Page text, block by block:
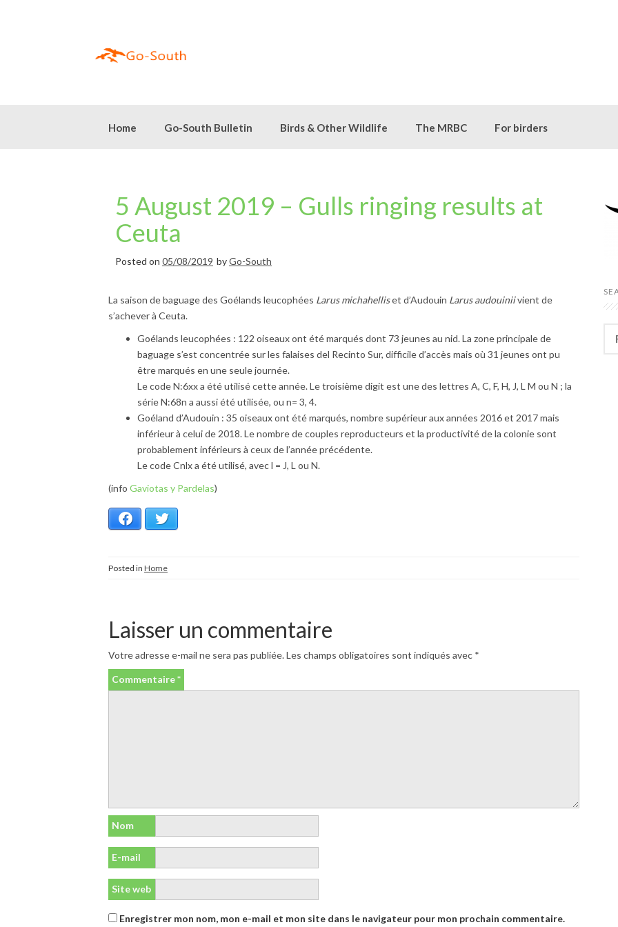
Home Go-South Bulletin Birds & Other Wildlife The MRBC For birders
5 August 2019 – Gulls ringing results at
Ceuta
Posted on 05/08/2019 byGo-South
La saison de baguage des Goélands leucophées Larus michahelliset d’Audouin Larus audouiniivient de
s’achever à Ceuta.
Goélands leucophées : 122 oiseaux ont été marqués dont 73 jeunes au nid. La zone principale de
baguage s’est concentrée sur les falaises del Recinto Sur, difficile d’accès mais où 31 jeunes ont pu
être marqués en une seule journée.
Le code N:6xx a été utilisé cette année. Le troisième digit est une des lettres A, C, F, H, J, L M ou N ; la
série N:68n a aussi été utilisée, ou n= 3, 4.
Goéland d’Audouin : 35 oiseaux ont été marqués, nombre supérieur aux années 2016 et 2017 mais
inférieur à celui de 2018. Le nombre de couples reproducteurs et la productivité de la colonie sont
probablement inférieurs à ceux de l’année précédente.
Le code Cnlx a été utilisé, avec l = J, L ou N.
(info Gaviotas y Pardelas)
Facebook
Posted in Home
Laisser un commentaire
Votre adresse e-mail ne sera pas publiée.Les champs obligatoires sont indiqués avec *
Commentaire*
Nom
E-mail
Site web
Enregistrer mon nom, mon e-mail et mon site dans le navigateur pour mon prochain commentaire.